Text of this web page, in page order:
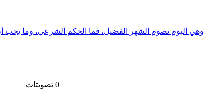
اليوم تصوم الشهر الفضيل، فما الحكم الشرعي، وما يجب
0تصويتات